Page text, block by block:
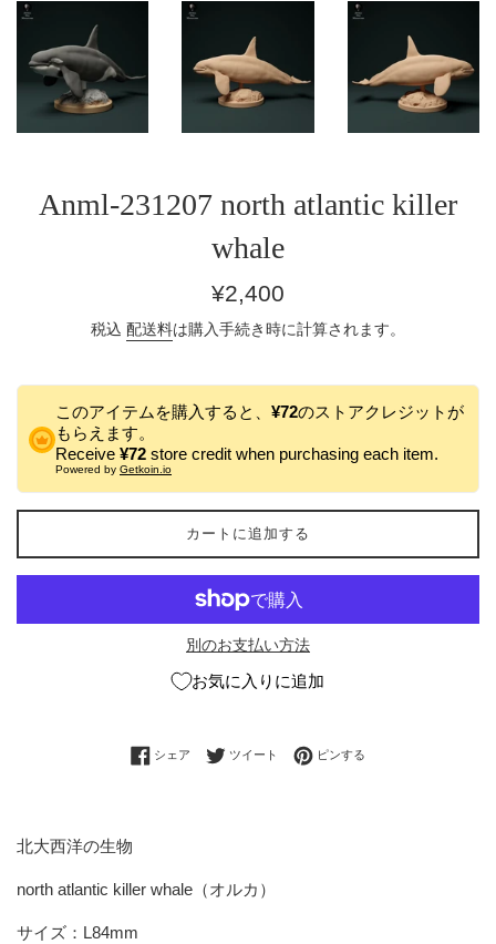
Anml-231207 north atlantic killer
whale
通
価
¥2,400
税込 配送料は購入手続き時に計算されます。
このアイテムを購入すると、 ¥72のストアクレジットが
もらえます。
Receive ¥72 store credit when purchasing each item.
Powered by Getkoin.io
カートに追加する
別のお支払い方法
お気に入りに追加
シェア Facebookでシェアする
ツイート Twitterに投稿する
ピンする
北大西洋の生物
north atlantic killer whale（オルカ ）
サイズ：L84mm